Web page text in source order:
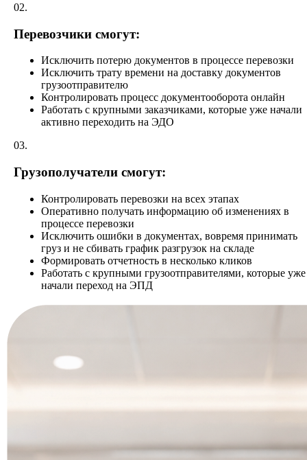
02.
Перевозчики смогут:
Исключить потерю документов в процессе перевозки
Исключить трату времени на доставку документов
грузоотправителю
Контролировать процесс документооборота онлайн
Работать с крупными заказчиками, которые уже начали
активно переходить на ЭДО
03.
Грузополучатели смогут:
Контролировать перевозки на всех этапах
Оперативно получать информацию об изменениях в
процессе перевозки
Исключить ошибки в документах, вовремя принимать
груз и не сбивать график разгрузок на складе
Формировать отчетность в несколько кликов
Работать с крупными грузоотправителями, которые уже
начали переход на ЭПД